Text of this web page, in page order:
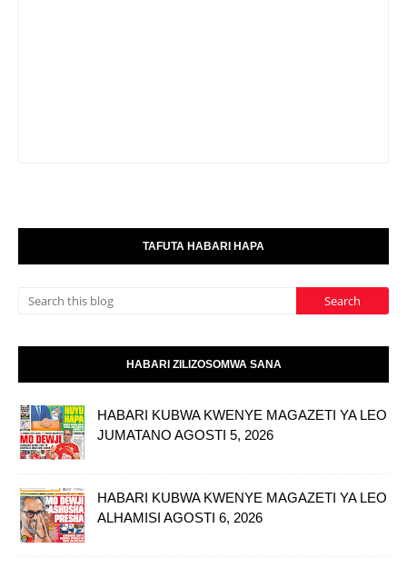
TAFUTA HABARI HAPA
HABARI ZILIZOSOMWA SANA
HABARI KUBWA KWENYE MAGAZETI YA LEO
JUMATANO AGOSTI 5, 2026
HABARI KUBWA KWENYE MAGAZETI YA LEO
ALHAMISI AGOSTI 6, 2026